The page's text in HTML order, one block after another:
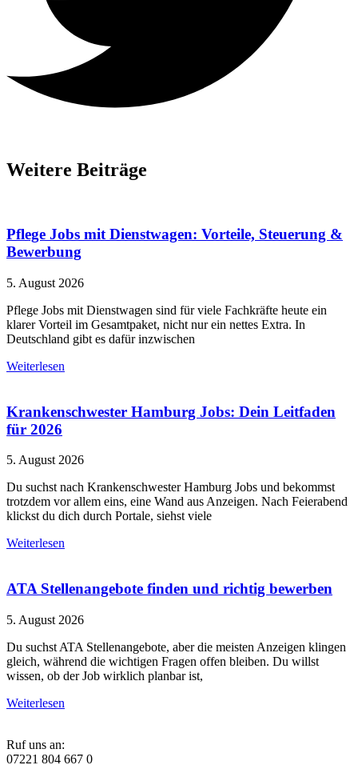
Weitere Beiträge
Pflege Jobs mit Dienstwagen: Vorteile, Steuerung &
Bewerbung
5. August 2026
Pflege Jobs mit Dienstwagen sind für viele Fachkräfte heute ein
klarer Vorteil im Gesamtpaket, nicht nur ein nettes Extra. In
Deutschland gibt es dafür inzwischen
Weiterlesen
Krankenschwester Hamburg Jobs: Dein Leitfaden
für 2026
5. August 2026
Du suchst nach Krankenschwester Hamburg Jobs und bekommst
trotzdem vor allem eins, eine Wand aus Anzeigen. Nach Feierabend
klickst du dich durch Portale, siehst viele
Weiterlesen
ATA Stellenangebote finden und richtig bewerben
5. August 2026
Du suchst ATA Stellenangebote, aber die meisten Anzeigen klingen
gleich, während die wichtigen Fragen offen bleiben. Du willst
wissen, ob der Job wirklich planbar ist,
Weiterlesen
Ruf uns an:
07221 804 667 0